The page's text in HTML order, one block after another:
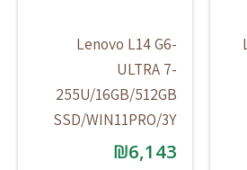
Lenovo L14 G6-
ULTRA 7-
255U/16GB/512GB
SSD/WIN11PRO/3Y
₪